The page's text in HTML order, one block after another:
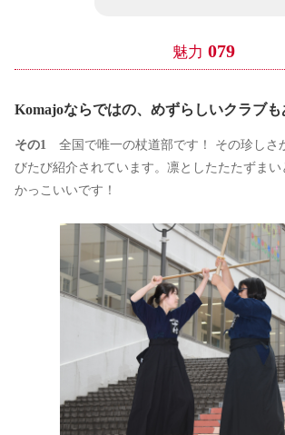
魅力 079
Komajoならではの、めずらしいクラブも
その1 全国で唯一の杖道部です！ その珍しさ
びたび紹介されています。凛としたたたずま
かっこいいです！